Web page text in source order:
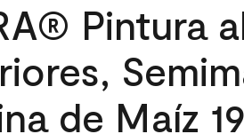
Pintura
de Maíz